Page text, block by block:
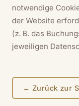
notwendige
der Website
(z. B. das
jeweiligen
← Zurück zur